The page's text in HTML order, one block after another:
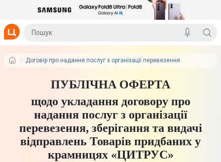
Договір про надання послуг з організації перевезення
ПУБЛІЧНА ОФЕРТА
щодо укладання договору про
надання послуг з організації
перевезення, зберігання та видачі
відправлень Товарів придбаних у
крамницях «ЦИТРУС»